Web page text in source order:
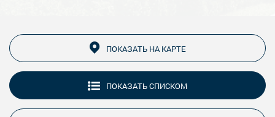
ПОКАЗАТЬ НА КАРТЕ
ПОКАЗАТЬ СПИСКОМ